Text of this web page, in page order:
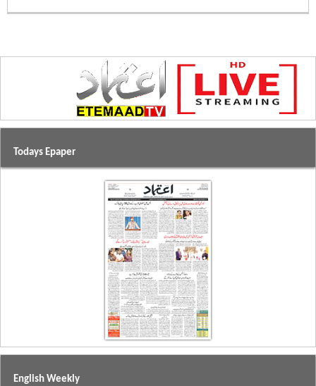
Todays Epaper
English Weekly